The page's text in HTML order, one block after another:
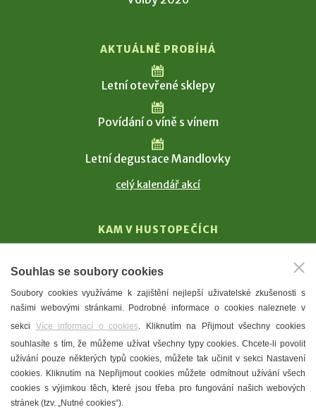
AKTUÁLNĚ PROBÍHÁ
Letní otevřené sklepy
Povídání o víně s vínem
Letní degustace Mandlovky
celý kalendář akcí
KAM V HUSTOPEČÍCH
T. G. Masaryk
Mandloně
Ubytování
Restaurace
Městské muzeum a galerie
Denní meníčka
Souhlas se soubory cookies
Soubory cookies využíváme k zajištění nejlepší uživatelské zkušenosti s
našimi webovými stránkami. Podrobné informace o cookies naleznete v
sekci Více informací o cookies. Kliknutím na Přijmout všechny cookies
souhlasíte s tím, že můžeme užívat všechny typy cookies. Chcete-li povolit
užívání pouze některých typů cookies, můžete tak učinit v sekci Nastavení
cookies. Kliknutím na Nepřijmout cookies můžete odmítnout užívání všech
cookies s výjimkou těch, které jsou třeba pro fungování našich webových
stránek (tzv. „Nutné cookies“).